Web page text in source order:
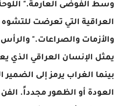
وسط الفوضى العارمة."
العراقية التي تعرضت
والأزمات والصراعات."
يمثل الإنسان العراقي الذي
بينما الغراب يرمز إلى الضمير
العودة أو الظهور مجدداً.